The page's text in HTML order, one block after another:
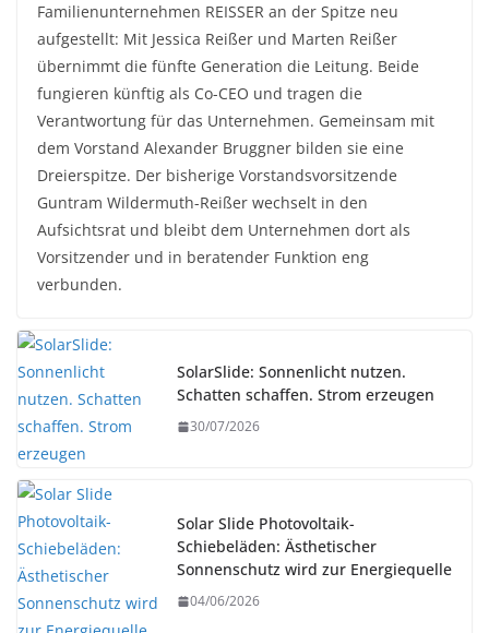
Familienunternehmen REISSER an der Spitze neu
aufgestellt: Mit Jessica Reißer und Marten Reißer
übernimmt die fünfte Generation die Leitung. Beide
fungieren künftig als Co-CEO und tragen die
Verantwortung für das Unternehmen. Gemeinsam mit
dem Vorstand Alexander Bruggner bilden sie eine
Dreierspitze. Der bisherige Vorstandsvorsitzende
Guntram Wildermuth-Reißer wechselt in den
Aufsichtsrat und bleibt dem Unternehmen dort als
Vorsitzender und in beratender Funktion eng
verbunden.
SolarSlide: Sonnenlicht nutzen.
Schatten schaffen. Strom erzeugen
30/07/2026
Solar Slide Photovoltaik-
Schiebeläden: Ästhetischer
Sonnenschutz wird zur Energiequelle
04/06/2026